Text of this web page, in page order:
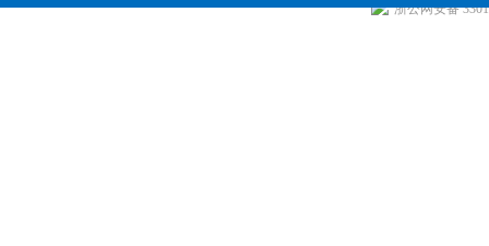
浙公网安备